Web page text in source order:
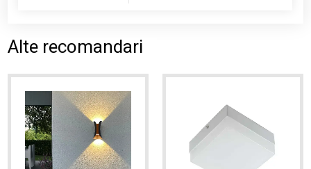
Alte recomandari